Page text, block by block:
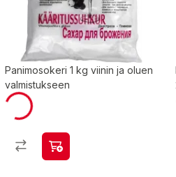
Panimosokeri 1 kg viinin ja oluen
valmistukseen